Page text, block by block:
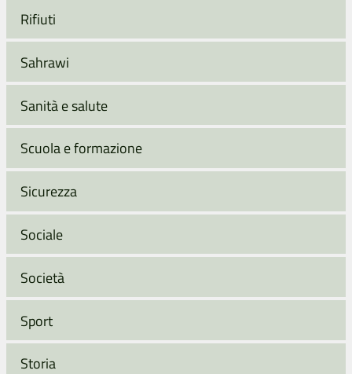
Rifiuti
Sahrawi
Sanità e salute
Scuola e formazione
Sicurezza
Sociale
Società
Sport
Storia